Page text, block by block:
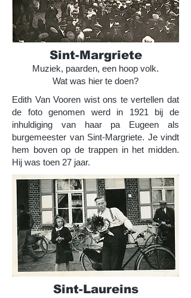
Sint-Margriete
Muziek, paarden, een hoop volk.
Wat was hier te doen?
Edith Van Vooren wist ons te vertellen dat
de foto genomen werd in 1921 bij de
inhuldiging van haar pa Eugeen als
burgemeester van Sint-Margriete. Je vindt
hem boven op de trappen in het midden.
Hij was toen 27 jaar.
Sint-Laureins